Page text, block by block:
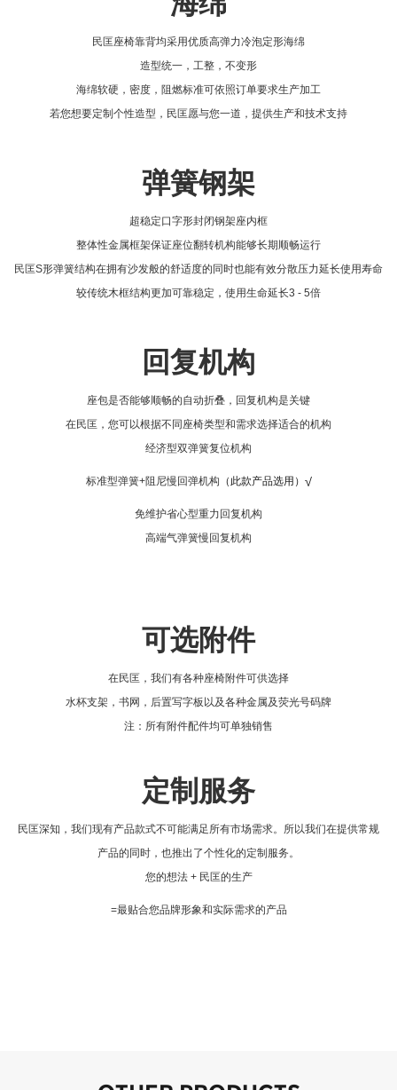
民匡座椅靠背均采用优质高弹力冷泡定形海绵
造型统一，工整，不变形
海绵软硬，密度，阻燃标准可依照订单要求生产加工
若您想要定制个性造型，民匡愿与您一道，提供生产和技术支持
弹簧钢架
超稳定口字形封闭钢架座内框
整体性金属框架保证座位翻转机构能够长期顺畅运行
民匡S形弹簧结构在拥有沙发般的舒适度的同时也能有效分散压力延长使用寿命
较传统木框结构更加可靠稳定，使用生命延长3 - 5倍
回复机构
座包是否能够顺畅的自动折叠，回复机构是关键
在民匡，您可以根据不同座椅类型和需求选择适合的机构
经济型双弹簧复位机构
标准型弹簧+阻尼慢回弹机构 （此款产品选用）√
免维护省心型重力回复机构
高端气弹簧慢回复机构
可选附件
在民匡，我们有各种座椅附件可供选择
水杯支架，书网，后置写字板以及各种金属及荧光号码牌
注：所有附件配件均可单独销售
定制服务
民匡深知，我们现有产品款式不可能满足所有市场需求。所以我们在提供常规
产品的同时，也推出了个性化的定制服务。
您的想法 + 民匡的生产
=最贴合您品牌形象和实际需求的产品